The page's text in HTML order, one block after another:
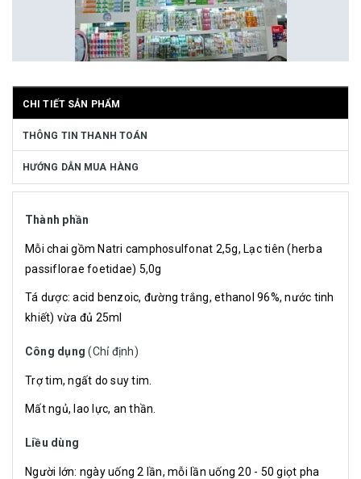
CHI TIẾT SẢN PHẨM
THÔNG TIN THANH TOÁN
HƯỚNG DẪN MUA HÀNG
Thành phần
Mỗi chai gồm Natri camphosulfonat 2,5g, Lạc tiên (herba
passiflorae foetidae) 5,0g
Tá dược: acid benzoic, đường trắng, ethanol 96%, nước tinh
khiết) vừa đủ 25ml
Công dụng (Chỉ định)
Trợ tim, ngất do suy tim.
Mất ngủ, lao lực, an thần.
Liều dùng
Người lớn: ngày uống 2 lần, mỗi lần uống 20 - 50 giọt pha